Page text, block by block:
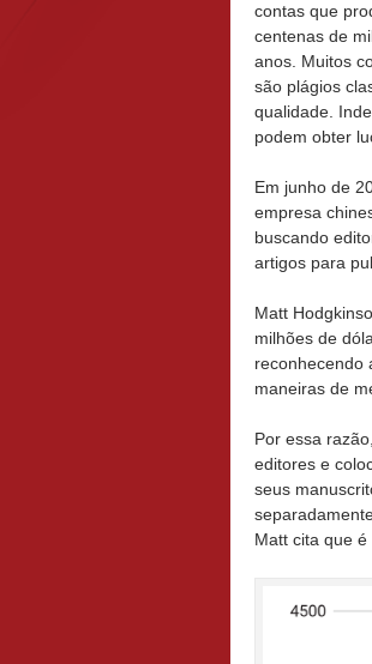
contas que
centenas de
anos. Muitos
são plágios
qualidade.
podem obter
Em junho de
empresa
buscando
artigos para
Matt
milhões de
reconhecendo
maneiras de
Por essa
editores e
seus
Matt cita que